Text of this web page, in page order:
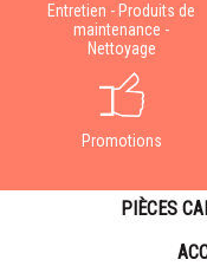
Entretien - Produits de
maintenance -
Nettoyage
Promotions
PIÈCES